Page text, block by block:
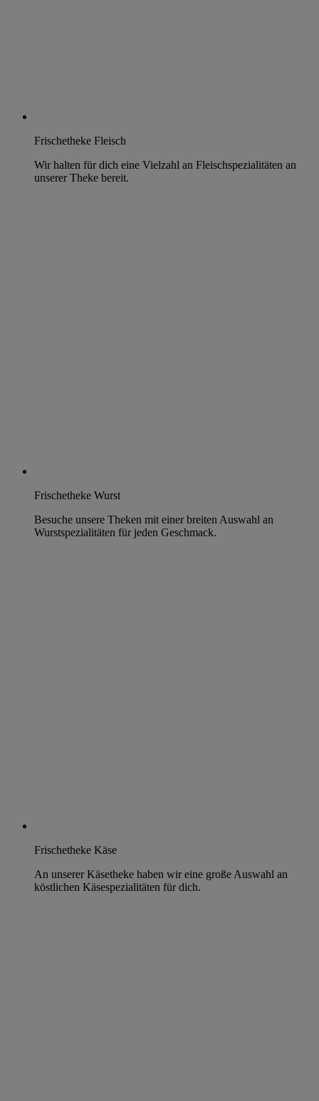
Frischetheke Fleisch
Wir halten für dich eine Vielzahl an Fleischspezialitäten an
unserer Theke bereit.
Frischetheke Wurst
Besuche unsere Theken mit einer breiten Auswahl an
Wurstspezialitäten für jeden Geschmack.
Frischetheke Käse
An unserer Käsetheke haben wir eine große Auswahl an
köstlichen Käsespezialitäten für dich.